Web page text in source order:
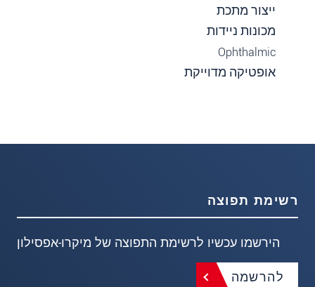
ייצור מתכת
מכונות ניידות
Ophthalmic
אופטיקה מדוייקת
רשימת תפוצה
הירשמו עכשיו לרשימת התפוצה של מיקרו-אפסילון
להרשמה